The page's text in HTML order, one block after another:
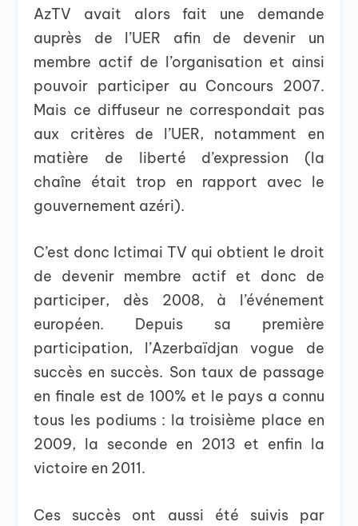
AzTV avait alors fait une demande
auprès de l’UER afin de devenir un
membre actif de l’organisation et ainsi
pouvoir participer au Concours 2007.
Mais ce diffuseur ne correspondait pas
aux critères de l’UER, notamment en
matière de liberté d’expression (la
chaîne était trop en rapport avec le
gouvernement azéri).
C’est donc Ictimai TV qui obtient le droit
de devenir membre actif et donc de
participer, dès 2008, à l’événement
européen. Depuis sa première
participation, l’Azerbaïdjan vogue de
succès en succès. Son taux de passage
en finale est de 100% et le pays a connu
tous les podiums : la troisième place en
2009, la seconde en 2013 et enfin la
victoire en 2011.
Ces succès ont aussi été suivis par